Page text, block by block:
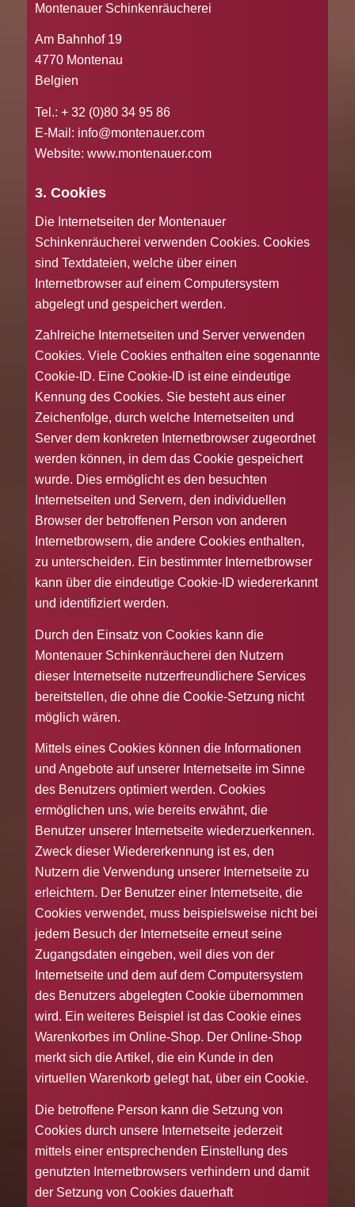
Montenauer Schinkenräucherei
Am Bahnhof 19
4770 Montenau
Belgien
Tel.: + 32 (0)80 34 95 86
E-Mail: info@montenauer.com
Website: www.montenauer.com
3. Cookies
Die Internetseiten der Montenauer
Schinkenräucherei verwenden Cookies. Cookies
sind Textdateien, welche über einen
Internetbrowser auf einem Computersystem
abgelegt und gespeichert werden.
Zahlreiche Internetseiten und Server verwenden
Cookies. Viele Cookies enthalten eine sogenannte
Cookie-ID. Eine Cookie-ID ist eine eindeutige
Kennung des Cookies. Sie besteht aus einer
Zeichenfolge, durch welche Internetseiten und
Server dem konkreten Internetbrowser zugeordnet
werden können, in dem das Cookie gespeichert
wurde. Dies ermöglicht es den besuchten
Internetseiten und Servern, den individuellen
Browser der betroffenen Person von anderen
Internetbrowsern, die andere Cookies enthalten,
zu unterscheiden. Ein bestimmter Internetbrowser
kann über die eindeutige Cookie-ID wiedererkannt
und identifiziert werden.
Durch den Einsatz von Cookies kann die
Montenauer Schinkenräucherei den Nutzern
dieser Internetseite nutzerfreundlichere Services
bereitstellen, die ohne die Cookie-Setzung nicht
möglich wären.
Mittels eines Cookies können die Informationen
und Angebote auf unserer Internetseite im Sinne
des Benutzers optimiert werden. Cookies
ermöglichen uns, wie bereits erwähnt, die
Benutzer unserer Internetseite wiederzuerkennen.
Zweck dieser Wiedererkennung ist es, den
Nutzern die Verwendung unserer Internetseite zu
erleichtern. Der Benutzer einer Internetseite, die
Cookies verwendet, muss beispielsweise nicht bei
jedem Besuch der Internetseite erneut seine
Zugangsdaten eingeben, weil dies von der
Internetseite und dem auf dem Computersystem
des Benutzers abgelegten Cookie übernommen
wird. Ein weiteres Beispiel ist das Cookie eines
Warenkorbes im Online-Shop. Der Online-Shop
merkt sich die Artikel, die ein Kunde in den
virtuellen Warenkorb gelegt hat, über ein Cookie.
Die betroffene Person kann die Setzung von
Cookies durch unsere Internetseite jederzeit
mittels einer entsprechenden Einstellung des
genutzten Internetbrowsers verhindern und damit
der Setzung von Cookies dauerhaft